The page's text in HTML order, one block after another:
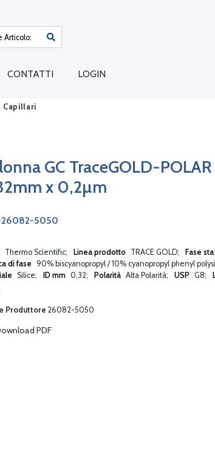
CONTATTI LOGIN
Capillari
GC TraceGOLD-
x 0,2µm
26082-5050
Thermo Scientific Linea prodotto TRACE GOLD Fase
di fase
90% biscyanopropyl / 10% cyanopropyl phenyl
Silice ID mm 0,32 Polarità Alta Polarità USP G8
PDF
Produttore 26082-5050